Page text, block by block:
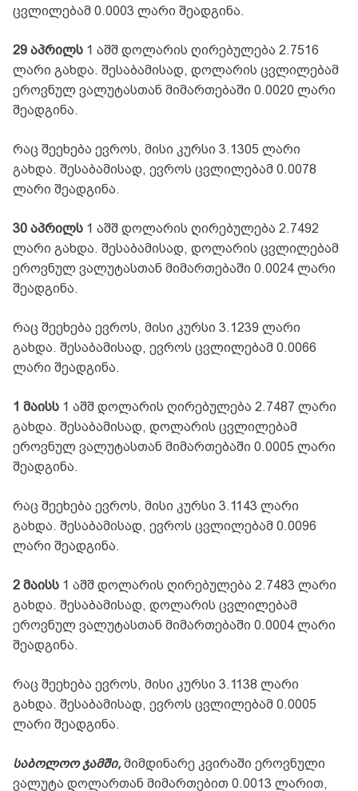
ცვლილებამ 0.0003 ლარი შეადგინა.
29 აპრილს 1 აშშ დოლარის ღირებულება 2.7516
ლარი გახდა. შესაბამისად, დოლარის ცვლილებამ
ეროვნულ ვალუტასთან მიმართებაში 0.0020 ლარი
შეადგინა.
რაც შეეხება ევროს, მისი კურსი 3.1305 ლარი
გახდა. შესაბამისად, ევროს ცვლილებამ 0.0078
ლარი შეადგინა.
30 აპრილს 1 აშშ დოლარის ღირებულება 2.7492
ლარი გახდა. შესაბამისად, დოლარის ცვლილებამ
ეროვნულ ვალუტასთან მიმართებაში 0.0024 ლარი
შეადგინა.
რაც შეეხება ევროს, მისი კურსი 3.1239 ლარი
გახდა. შესაბამისად, ევროს ცვლილებამ 0.0066
ლარი შეადგინა.
1 მაისს 1 აშშ დოლარის ღირებულება 2.7487 ლარი
გახდა. შესაბამისად, დოლარის ცვლილებამ
ეროვნულ ვალუტასთან მიმართებაში 0.0005 ლარი
შეადგინა.
რაც შეეხება ევროს, მისი კურსი 3.1143 ლარი
გახდა. შესაბამისად, ევროს ცვლილებამ 0.0096
ლარი შეადგინა.
2 მაისს 1 აშშ დოლარის ღირებულება 2.7483 ლარი
გახდა. შესაბამისად, დოლარის ცვლილებამ
ეროვნულ ვალუტასთან მიმართებაში 0.0004 ლარი
შეადგინა.
რაც შეეხება ევროს, მისი კურსი 3.1138 ლარი
გახდა. შესაბამისად, ევროს ცვლილებამ 0.0005
ლარი შეადგინა.
საბოლოო ჯამში, მიმდინარე კვირაში ეროვნული
ვალუტა დოლართან მიმართებით 0.0013 ლარით,